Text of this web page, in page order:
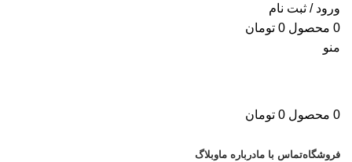
ورود / ثبت نام
0 محصول 0 تومان
منو
0 محصول 0 تومان
فروشگاهتماس با مادرباره ماوبلاگ